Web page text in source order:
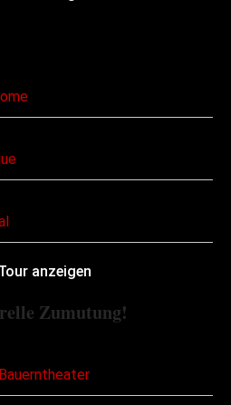
anzeigen
Zumutung!